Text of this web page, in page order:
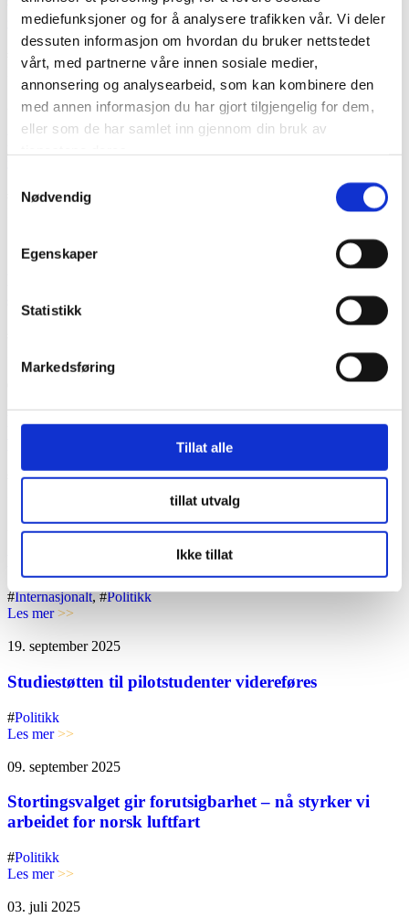
mediefunksjoner og for å analysere trafikken vår. Vi deler
dessuten informasjon om hvordan du bruker nettstedet
vårt, med partnerne våre innen sosiale medier,
annonsering og analysearbeid, som kan kombinere den
med annen informasjon du har gjort tilgjengelig for dem,
eller som de har samlet inn gjennom din bruk av
Nødvendig
Egenskaper
Statistikk
Markedsføring
Tillat alle
tillat utvalg
Ikke tillat
gang
Internasjonalt
Politikk
Les mer>>
26. mars 2026
Pilotutdanning i Norge: behov for tiltak og
gjennomgang
Politikk, #Utdanning
14. mars 2026
sikkerhet og europeisk regelverk på agendaen
Norsk Flygerforbund gir sin fulle støtte til SAS-
Flysikkerhet, #Politikk, #Sosial ansvarlighet
24. januar 2026
Pilotmangel – myte eller et reelt problem?
#Internasjonalt, #Politikk
Les mer>>
19. september 2025
Studiestøtten til pilotstudenter videreføres
#Politikk
Les mer>>
09. september 2025
Stortingsvalget gir forutsigbarhet – nå styrker vi
arbeidet for norsk luftfart
#Politikk
Les mer>>
03. juli 2025